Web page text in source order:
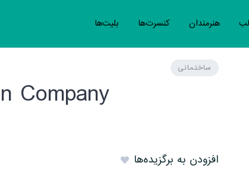
هنرمندان کنسرت‌ها بلیت‌ها
ساختمانی
Company
افزودن به برگزیده‌ها